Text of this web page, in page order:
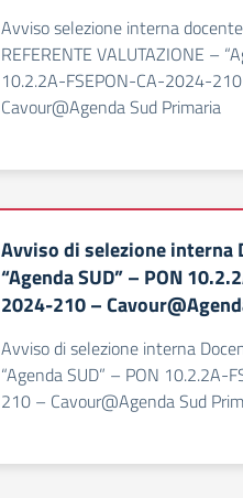
Avviso selezione interna docente
REFERENTE VALUTAZIONE –
10.2.2A-FSEPON-CA-2024-
Cavour@Agenda Sud Primaria
Avviso di selezione interna
“Agenda SUD” – PON
2024-210 –
Avviso di selezione interna
“Agenda SUD” – PON 10.2.2A-
210 – Cavour@Agenda Sud